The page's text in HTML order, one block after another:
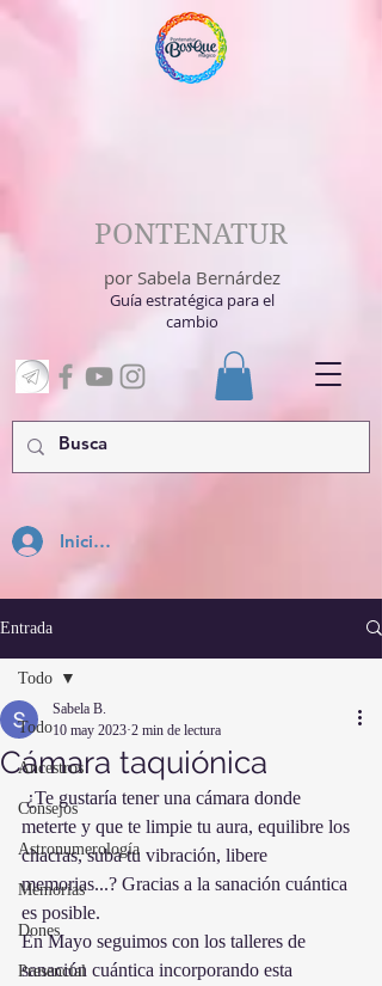
Inicia Sesión
PONTENATUR
por Sabela Bernárdez
Guía estratégica para el
cambio
Entrada
Todo
Ancestros
Consejos
Astronumerología
Memorias
Dones
Presencial
Todo
Cámara taquiónica
Sabela B.
10 may 2023 2 min de lectura
¿Te gustaría tener una cámara donde
meterte y que te limpie tu aura, equilibre los
chacras, suba tu vibración, libere
memorias...? Gracias a la sanación cuántica
es posible.
En Mayo seguimos con los talleres de
sanación cuántica incorporando esta